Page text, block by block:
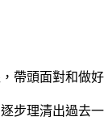
帶頭面對和做好
步理清出過去